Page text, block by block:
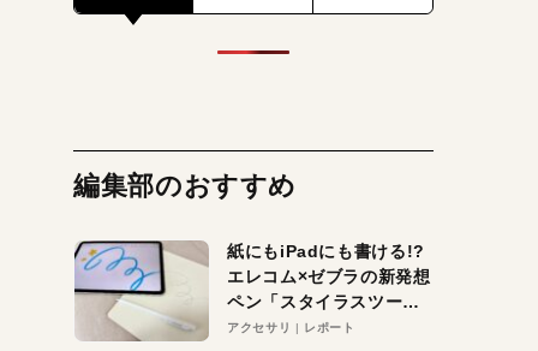
編集部のおすすめ
紙にもiPadにも書ける!?
エレコム×ゼブラの新発想
ペン「スタイラスツーウ
ェイ」レビュー。持ち替
アクセサリ レポート